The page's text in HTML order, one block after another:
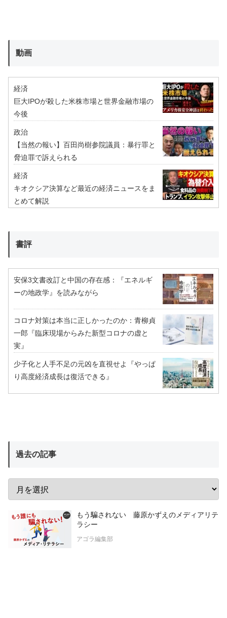
動画
経済
巨大IPOが殺した米株市場と世界金融市場の
今後
政治
【当然の報い】百田尚樹参院議員：暴行罪と
脅迫罪で訴えられる
経済
キオクシア決算など最近の経済ニュースをま
とめて解説
書評
安保3文書改訂と中国の存在感：『エネルギ
ーの地政学』を読みながら
コロナ対策は本当に正しかったのか：青柳貞
一郎『臨床現場からみた新型コロナの虚と
実』
少子化と人手不足の元凶を直視せよ『やっぱ
り高度経済成長は復活できる』
過去の記事
もう騙されない 藤原かずえのメディアリテ
ラシー
アゴラ編集部